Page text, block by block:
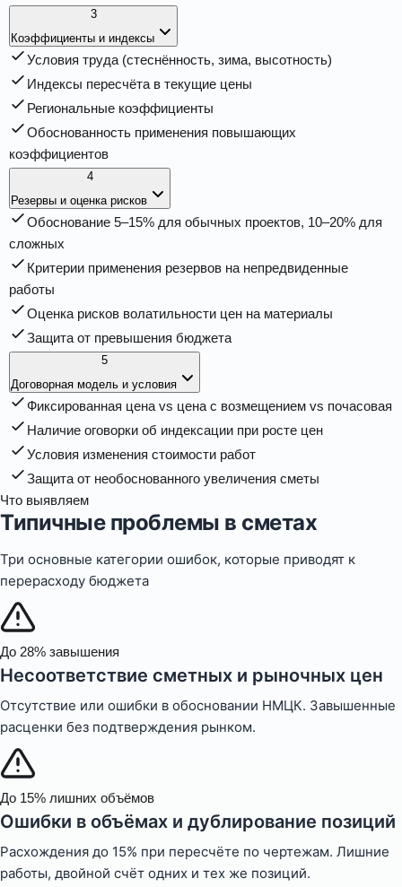
3
Коэффициенты и индексы
Условия труда (стеснённость, зима, высотность)
Индексы пересчёта в текущие цены
Региональные коэффициенты
Обоснованность применения повышающих
коэффициентов
4
Резервы и оценка рисков
Обоснование 5–15% для обычных проектов, 10–20% для
сложных
Критерии применения резервов на непредвиденные
работы
Оценка рисков волатильности цен на материалы
Защита от превышения бюджета
5
Договорная модель и условия
Фиксированная цена vs цена с возмещением vs почасовая
Наличие оговорки об индексации при росте цен
Условия изменения стоимости работ
Защита от необоснованного увеличения сметы
Что выявляем
Типичные проблемы в сметах
Три основные категории ошибок, которые приводят к
перерасходу бюджета
До 28% завышения
Несоответствие сметных и рыночных цен
Отсутствие или ошибки в обосновании НМЦК. Завышенные
расценки без подтверждения рынком.
До 15% лишних объёмов
Ошибки в объёмах и дублирование позиций
Расхождения до 15% при пересчёте по чертежам. Лишние
работы, двойной счёт одних и тех же позиций.